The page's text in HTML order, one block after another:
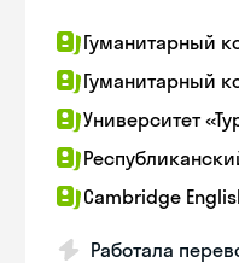
Гуманитарный
Гуманитарный
Университет
Cambridge
Работала